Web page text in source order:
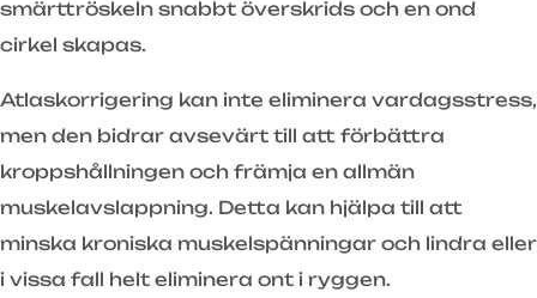
smärttröskeln snabbt överskrids och en ond
cirkel skapas.
Atlaskorrigering kan inte eliminera vardagsstress,
men den bidrar avsevärt till att förbättra
kroppshållningen och främja en allmän
muskelavslappning. Detta kan hjälpa till att
minska kroniska muskelspänningar och lindra eller
i vissa fall helt eliminera ont i ryggen.